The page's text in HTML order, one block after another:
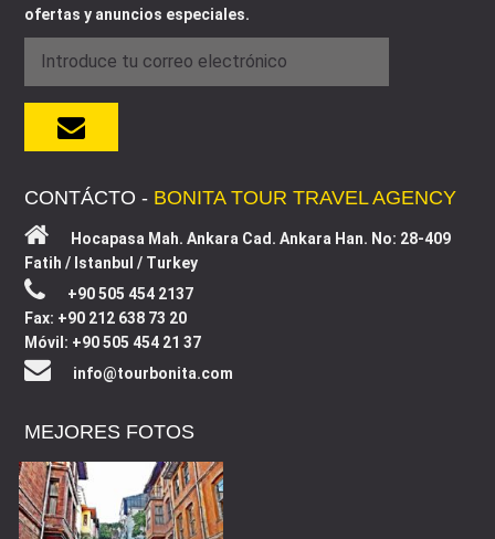
ofertas y anuncios especiales.
CONTÁCTO - BONITA TOUR TRAVEL AGENCY
Hocapasa Mah. Ankara Cad. Ankara Han. No: 28-409
Fatih / Istanbul / Turkey
+90 505 454 2137
Fax: +90 212 638 73 20
Móvil: +90 505 454 21 37
info@tourbonita.com
MEJORES FOTOS